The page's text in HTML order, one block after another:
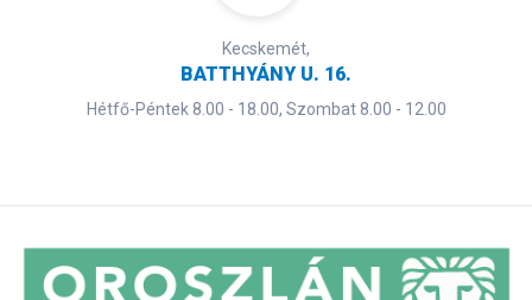
Kecskemét,
BATTHYÁNY U. 16.
Hétfő-Péntek 8.00 - 18.00, Szombat 8.00 - 12.00